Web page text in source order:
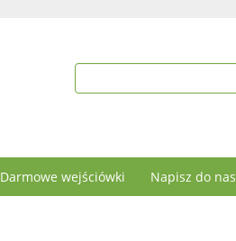
Darmowe wejściówki Napisz do nas